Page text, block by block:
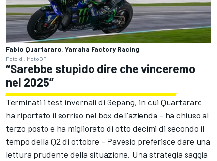
Fabio Quartararo, Yamaha Factory Racing
Foto di: MotoGP
“Sarebbe stupido dire che vinceremo
nel 2025”
Terminati i test invernali di Sepang, in cui Quartararo
ha riportato il sorriso nel box dell'azienda - ha chiuso al
terzo posto e ha migliorato di otto decimi di secondo il
tempo della Q2 di ottobre - Pavesio preferisce dare una
lettura prudente della situazione. Una strategia saggia